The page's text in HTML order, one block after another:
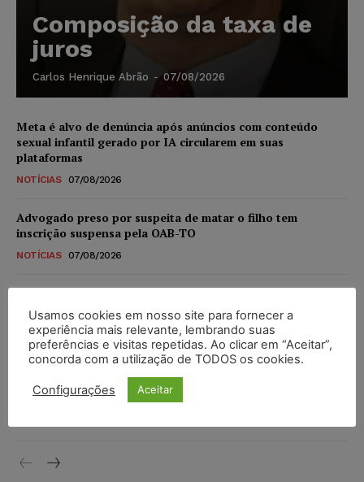
Composição da taxa de
juros
Carlos Henrique Abrão - 07/08/2026
Meta é alvo de denúncia após anúncios com conteúdo
sexual infantil gerado por IA circularem em suas
plataformas
NOTÍCIAS 07/08/2026
Advogado preso por suspeita de matar o filho tem
inscrição suspensa pela OAB-TO
NOTÍCIAS 07/08/2026
novos para pessoas com deficiência e autistas de todos os
níveis
DIREITO TRIBUTÁRIO 07/08/2026
Justiça do Trabalho mantém justa causa de empregado que
vendia canetas emagrecedoras no local de trabalho
Usamos cookies em nosso site para fornecer a
experiência mais relevante, lembrando suas
preferências e visitas repetidas. Ao clicar em “Aceitar”,
concorda com a utilização de TODOS os cookies.
Configurações Aceitar